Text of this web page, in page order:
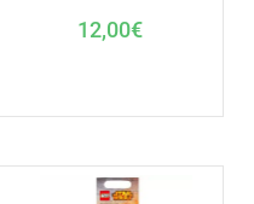
12,00€